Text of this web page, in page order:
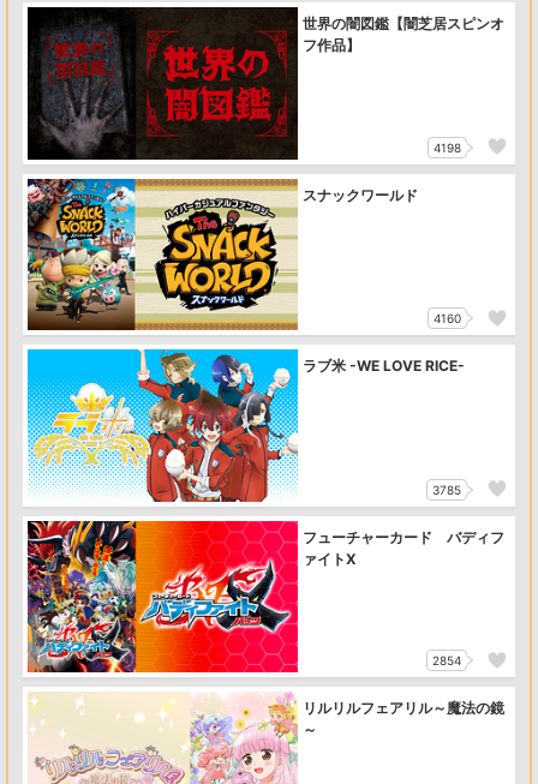
世界の闇図鑑【闇芝居スピンオ
フ作品】
4198
スナックワールド
4160
ラブ米 -WE LOVE RICE-
3785
フューチャーカード バディフ
ァイトX
2854
リルリルフェアリル～魔法の鏡
～